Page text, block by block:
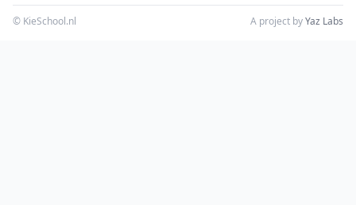
© KieSchool.nl A project byYaz Labs